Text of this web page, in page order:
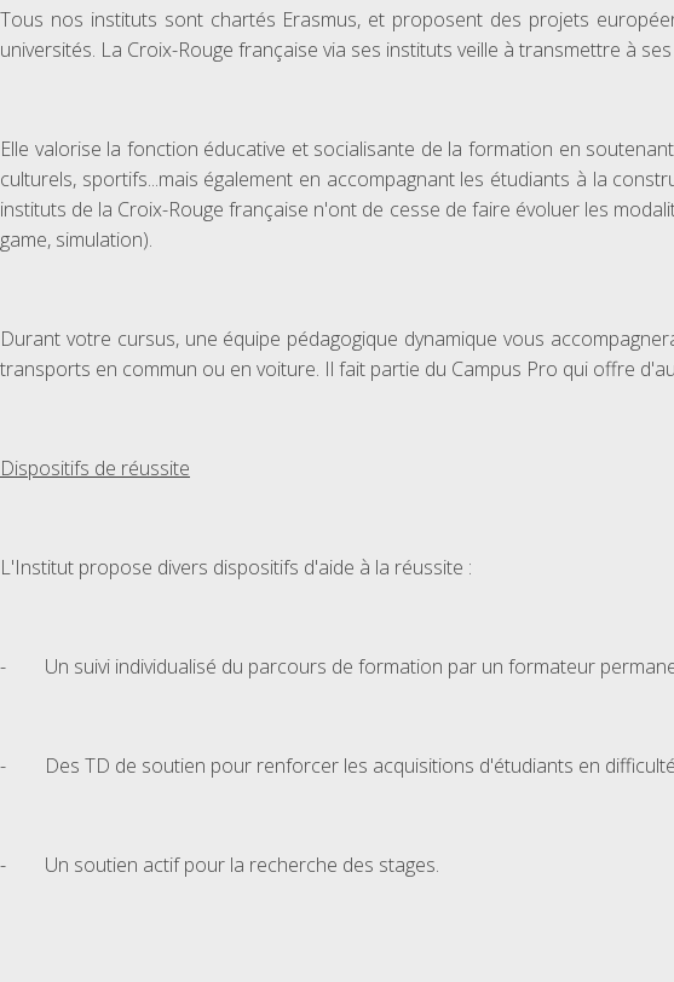
Tous nos instituts sont chartés Erasmus, et proposent des projets
universités. La Croix-Rouge française via ses instituts veille à transmettre à
Elle valorise la fonction éducative et socialisante de la formation en
culturels, sportifs...mais également en accompagnant les étudiants à la
instituts de la Croix-Rouge française n'ont de cesse de faire évoluer les
game, simulation).
Durant votre cursus, une équipe pédagogique dynamique vous
transports en commun ou en voiture. Il fait partie du Campus Pro qui offre
Dispositifs de réussite
L'Institut propose divers dispositifs d'aide à la réussite :
- Un suivi individualisé du parcours de formation par un formateur
- Des TD de soutien pour renforcer les acquisitions d'étudiants en
- Un soutien actif pour la recherche des stages.